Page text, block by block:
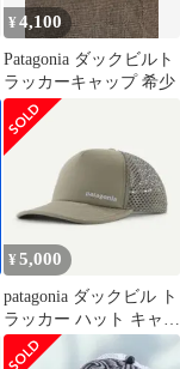
¥4,100
Patagonia ダックビルト
ラッカーキャップ 希少
¥5,000
patagonia ダックビル ト
ラッカー ハット キャッ
プ パタゴニア